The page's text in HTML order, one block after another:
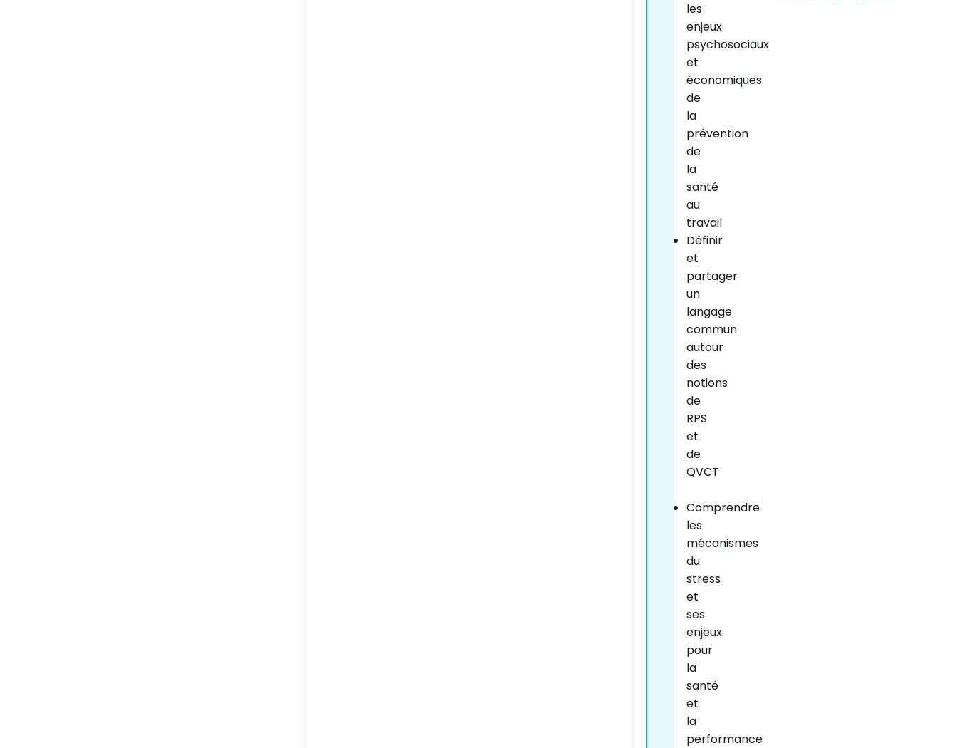
les
enjeux
psychosociaux
et
économiques
de
la
prévention
de
la
santé
au
travail
Définir
et
partager
un
langage
commun
autour
des
notions
de
RPS
et
de
QVCT
Comprendre
les
mécanismes
du
stress
et
ses
enjeux
pour
la
santé
et
la
performance